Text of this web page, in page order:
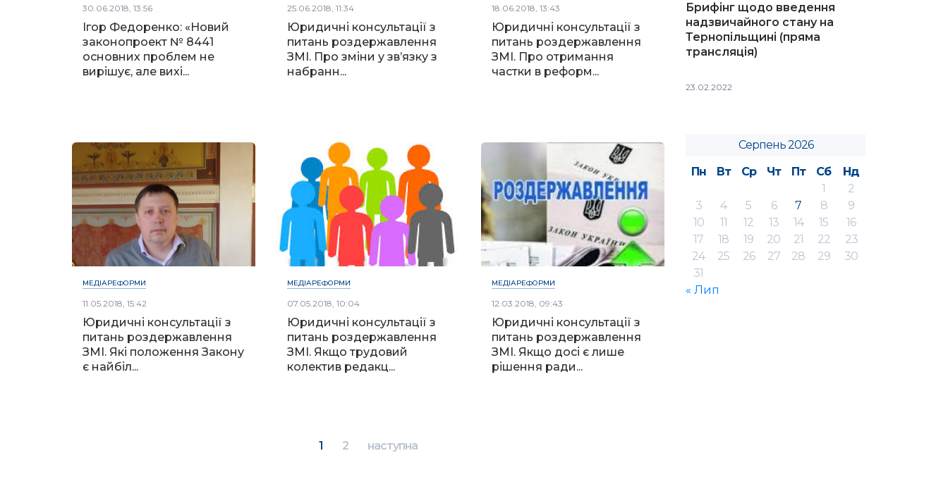
30.06.2018, 13:56
Ігор Федоренко: «Новий
законопроект № 8441
основних проблем не
вирішує, але вихі...
25.06.2018, 11:34
Юридичні консультації з
питань роздержавлення
ЗМІ. Про зміни у зв’язку з
набранн...
18.06.2018, 13:43
Юридичні консультації з
питань роздержавлення
ЗМІ. Про отримання
частки в реформ...
МЕДІАРЕФОРМИ
11.05.2018, 15:42
Юридичні консультації з
питань роздержавлення
ЗМІ. Які положення Закону
є найбіл...
МЕДІАРЕФОРМИ
07.05.2018, 10:04
Юридичні консультації з
питань роздержавлення
ЗМІ. Якщо трудовий
колектив редакц...
МЕДІАРЕФОРМИ
12.03.2018, 09:43
Юридичні консультації з
питань роздержавлення
ЗМІ. Якщо досі є лише
рішення ради...
1 2 наступна
Брифінг щодо введення
надзвичайного стану на
Тернопільщині (пряма
трансляція)
23.02.2022
Серпень 2026
Пн
Вт Ср Чт Пт Сб
Нд
1
2
3
4 5 6 7 8
9
10
11 12 13 14 15
16
17
18 19 20 21 22
23
24
25 26 27 28 29
30
31
« Лип